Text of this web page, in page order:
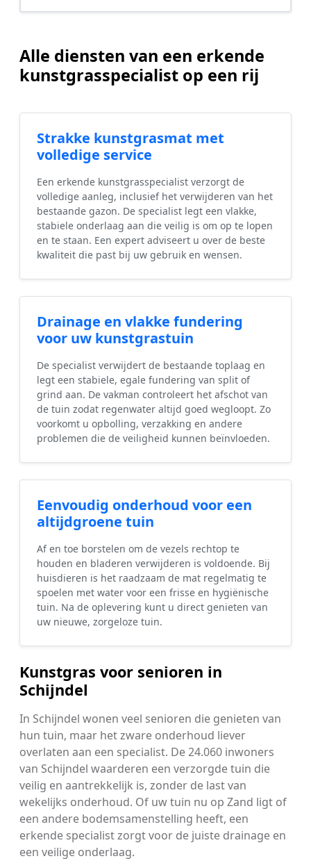
Alle diensten van een erkende
kunstgrasspecialist op een rij
Strakke kunstgrasmat met
volledige service
Een erkende kunstgrasspecialist verzorgt de
volledige aanleg, inclusief het verwijderen van het
bestaande gazon. De specialist legt een vlakke,
stabiele onderlaag aan die veilig is om op te lopen
en te staan. Een expert adviseert u over de beste
kwaliteit die past bij uw gebruik en wensen.
Drainage en vlakke fundering
voor uw kunstgrastuin
De specialist verwijdert de bestaande toplaag en
legt een stabiele, egale fundering van split of
grind aan. De vakman controleert het afschot van
de tuin zodat regenwater altijd goed wegloopt. Zo
voorkomt u opbolling, verzakking en andere
problemen die de veiligheid kunnen beïnvloeden.
Eenvoudig onderhoud voor een
altijdgroene tuin
Af en toe borstelen om de vezels rechtop te
houden en bladeren verwijderen is voldoende. Bij
huisdieren is het raadzaam de mat regelmatig te
spoelen met water voor een frisse en hygiënische
tuin. Na de oplevering kunt u direct genieten van
uw nieuwe, zorgeloze tuin.
Kunstgras voor senioren in
Schijndel
In Schijndel wonen veel senioren die genieten van
hun tuin, maar het zware onderhoud liever
overlaten aan een specialist. De 24.060 inwoners
van Schijndel waarderen een verzorgde tuin die
veilig en aantrekkelijk is, zonder de last van
wekelijks onderhoud. Of uw tuin nu op Zand ligt of
een andere bodemsamenstelling heeft, een
erkende specialist zorgt voor de juiste drainage en
een veilige onderlaag.